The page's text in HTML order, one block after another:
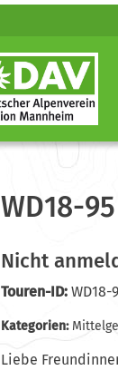
WD18-
Nicht
Touren-ID: WD18-
Kategorien:
Liebe